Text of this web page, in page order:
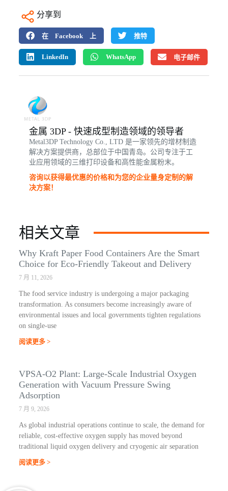
分享到
在 Facebook 上 推特
LinkedIn WhatsApp 电子邮件
金属 3DP - 快速成型制造领域的领导者
Metal3DP Technology Co., LTD 是一家领先的增材制造
解决方案提供商，总部位于中国青岛。公司专注于工
业应用领域的三维打印设备和高性能金属粉末。
咨询以获得最优惠的价格和为您的企业量身定制的解
决方案！
相关文章
Why Kraft Paper Food Containers Are the Smart
Choice for Eco-Friendly Takeout and Delivery
7 月 11, 2026
The food service industry is undergoing a major packaging
transformation. As consumers become increasingly aware of
environmental issues and local governments tighten regulations
on single-use
阅读更多 >
VPSA-O2 Plant: Large-Scale Industrial Oxygen
Generation with Vacuum Pressure Swing
Adsorption
7 月 9, 2026
As global industrial operations continue to scale, the demand for
reliable, cost-effective oxygen supply has moved beyond
traditional liquid oxygen delivery and cryogenic air separation
阅读更多 >